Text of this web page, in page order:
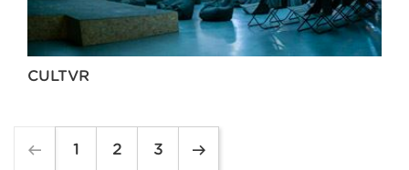
CULTVR
1 2 3